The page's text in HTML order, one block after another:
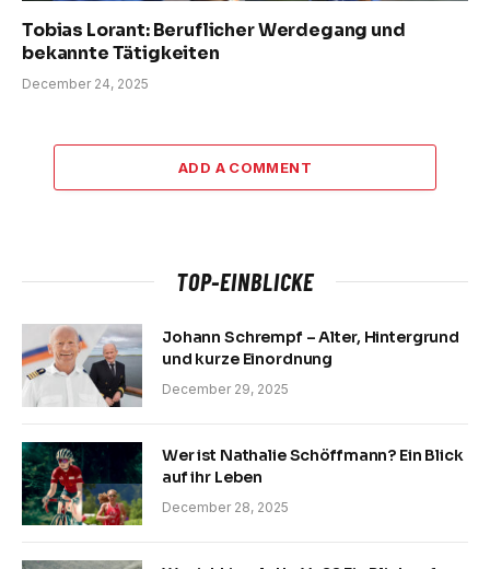
Tobias Lorant: Beruflicher Werdegang und
bekannte Tätigkeiten
December 24, 2025
ADD A COMMENT
TOP-EINBLICKE
Johann Schrempf – Alter, Hintergrund
und kurze Einordnung
December 29, 2025
Wer ist Nathalie Schöffmann? Ein Blick
auf ihr Leben
December 28, 2025